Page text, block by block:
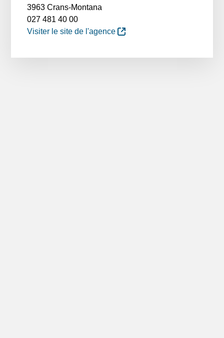
3963 Crans-Montana
027 481 40 00
Visiter le site de l'agence